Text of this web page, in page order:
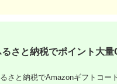
さと納税でポイント大量
さと納税でAmazonギフトコー